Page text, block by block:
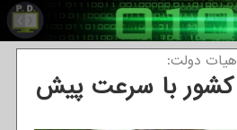
هیات دولت:
با سرعت پیش